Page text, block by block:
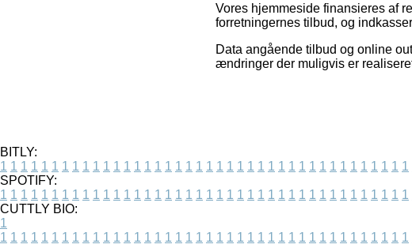
Vores hjemmeside finansieres af
forretningernes tilbud, og
Data angående tilbud og online
ændringer der muligvis er
BITLY:
1 1 1 1 1 1 1 1 1 1 1 1 1 1 1 1 1 1 1 1 1 1 1 1 1 1 1 1 1 1 1 1 1 1 1 1 1 1 1 1
SPOTIFY:
1 1 1 1 1 1 1 1 1 1 1 1 1 1 1 1 1 1 1 1 1 1 1 1 1 1 1 1 1 1 1 1 1 1 1 1 1 1 1 1
CUTTLY BIO:
1
1 1 1 1 1 1 1 1 1 1 1 1 1 1 1 1 1 1 1 1 1 1 1 1 1 1 1 1 1 1 1 1 1 1 1 1 1 1 1 1